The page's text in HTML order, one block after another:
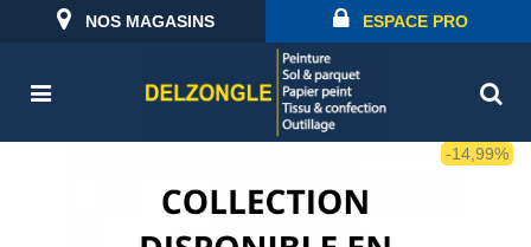
NOS MAGASINS ESPACE PRO
-14,99%